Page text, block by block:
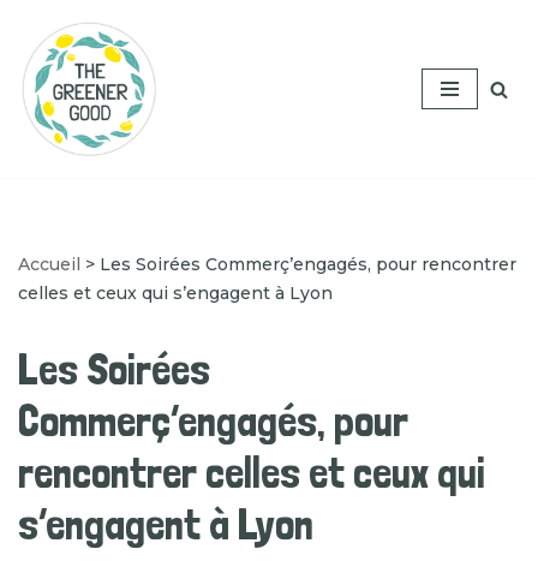
Aller
au
contenu
Accueil > Les Soirées Commerç’engagés, pour rencontrer
celles et ceux qui s’engagent à Lyon
Les Soirées
Commerç’engagés, pour
rencontrer celles et ceux qui
s’engagent à Lyon